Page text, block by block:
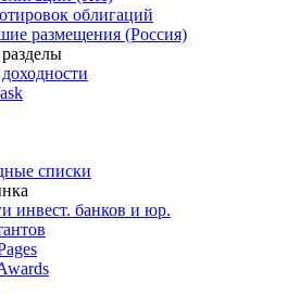
& Карты рынка
(ИИ)
облигаций
размещения (Россия)
списки
инвест. банков и юр.